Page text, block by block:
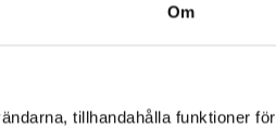
Om
tillhandahålla funktioner för